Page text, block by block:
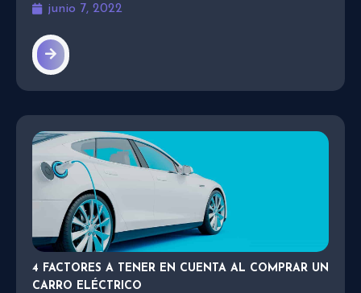
junio 7, 2022
4 FACTORES A TENER EN CUENTA AL COMPRAR UN
CARRO ELÉCTRICO